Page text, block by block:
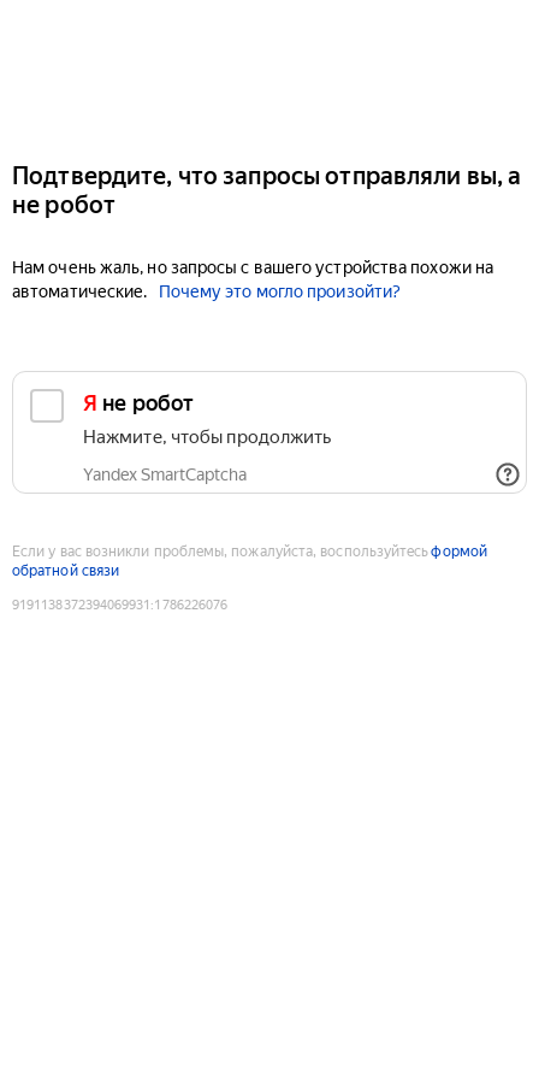
Подтвердите, что запросы отправляли вы, а
не робот
Нам очень жаль, но запросы с вашего устройства похожи на
автоматические.
Почему это могло произойти?
Я не робот
Нажмите, чтобы продолжить
Yandex SmartCaptcha
Если у вас возникли проблемы, пожалуйста, воспользуйтесьформой
обратной связи
9191138372394069931 :1786226076